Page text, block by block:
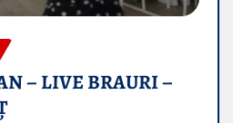
– LIVE BRAURI –